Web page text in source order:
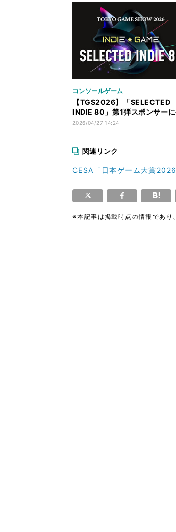
コンソールゲーム
【TGS2026】「SELECTED
INDIE 80」第1弾スポンサー
天堂・講談社など9社、新表彰
2026/04/27 14:24
関連リンク
CESA「日本ゲーム大賞2026
※本記事は掲載時点の情報であり